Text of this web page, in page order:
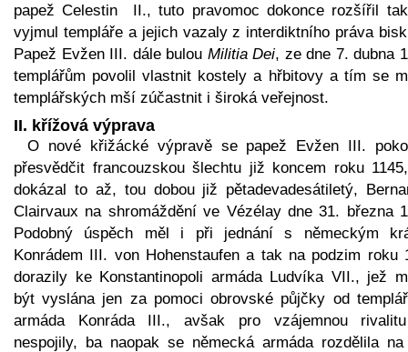
papež Celestin II., tuto pravomoc dokonce rozšířil
vyjmul templáře a jejich vazaly z interdiktního práva
Papež Evžen III. dále bulou Militia Dei, ze dne 7. dubna
templářům povolil vlastnit kostely a hřbitovy a tím se
templářských mší zúčastnit i široká veřejnost.
II. křížová výprava
O nové křižácké výpravě se papež Evžen III.
přesvědčit francouzskou šlechtu již koncem roku
dokázal to až, tou dobou již pětadevadesátiletý,
Clairvaux na shromáždění ve Vézélay dne 31. března
Podobný úspěch měl i při jednání s německým
Konrádem III. von Hohenstaufen a tak na podzim roku
dorazily ke Konstantinopoli armáda Ludvíka VII., jež
být vyslána jen za pomoci obrovské půjčky od
armáda Konráda III., avšak pro vzájemnou
nespojily, ba naopak se německá armáda rozdělila